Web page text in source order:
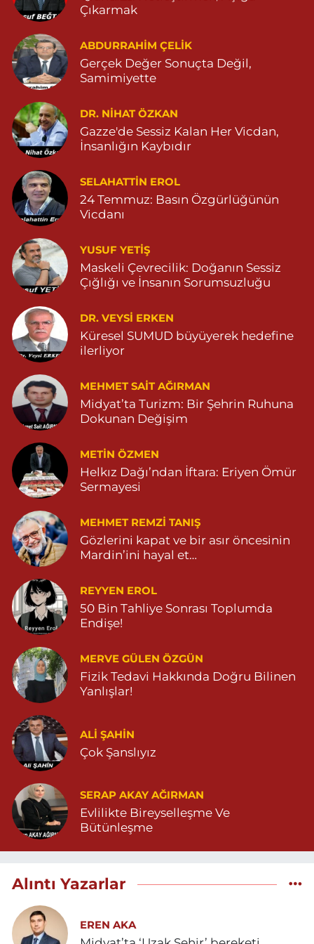
Yeni Şifa Eczanesi
13 Mart Mahallesi, Şehit M.Remzi Yersel Caddesi No:3 E Artuklu
Mardin
0 (482) 213 11 71 Yol Tarifi Al
Serhat Eczanesi
Zeytinpınar Mahallesi, Roj Caddesi No:11 Derik Mardin
0 (482) 251 30 06
Çınarbaş Eczanesi
Bahçebaşı Mahallesi, Hanse Hatun Caddesi No:120 C Yeşilli
Mardin
0 (482) 591 10 15 Yol Tarifi Al
Şahin Eczanesi
Kaplan Mahallesi, Mardin Caddesi No:25 C Savur Mardin
0 (555) 151 49 05 Yol Tarifi Al
Özdemir Eczanesi
Yeni Mahalle, 3086.Sokak No:4 3 Ömerli Mardin
0 (482) 541 31 21
Çıkarmak
ABDURRAHIM ÇELİK
Gerçek Değer Sonuçta Değil,
Samimiyette
DR. NIHAT ÖZKAN
Gazze'de Sessiz Kalan Her Vicdan,
İnsanlığın Kaybıdır
SELAHATTIN EROL
24 Temmuz: Basın Özgürlüğünün
Vicdanı
YUSUF YETİŞ
Maskeli Çevrecilik: Doğanın Sessiz
Çığlığı ve İnsanın Sorumsuzluğu
DR. VEYSI ERKEN
Küresel SUMUD büyüyerek hedefine
ilerliyor
MEHMET SAIT AĞIRMAN
Midyat’ta Turizm: Bir Şehrin Ruhuna
Dokunan Değişim
METIN ÖZMEN
Helkız Dağı’ndan İftara: Eriyen Ömür
Sermayesi
MEHMET REMZI TANIŞ
Gözlerini kapat ve bir asır öncesinin
Mardin’ini hayal et…
REYYEN EROL
50 Bin Tahliye Sonrası Toplumda
Endişe!
MERVE GÜLEN ÖZGÜN
Fizik Tedavi Hakkında Doğru Bilinen
Yanlışlar!
ALI ŞAHİN
Çok Şanslıyız
SERAP AKAY AĞIRMAN
Evlilikte Bireyselleşme Ve
Bütünleşme
Alıntı Yazarlar
EREN AKA